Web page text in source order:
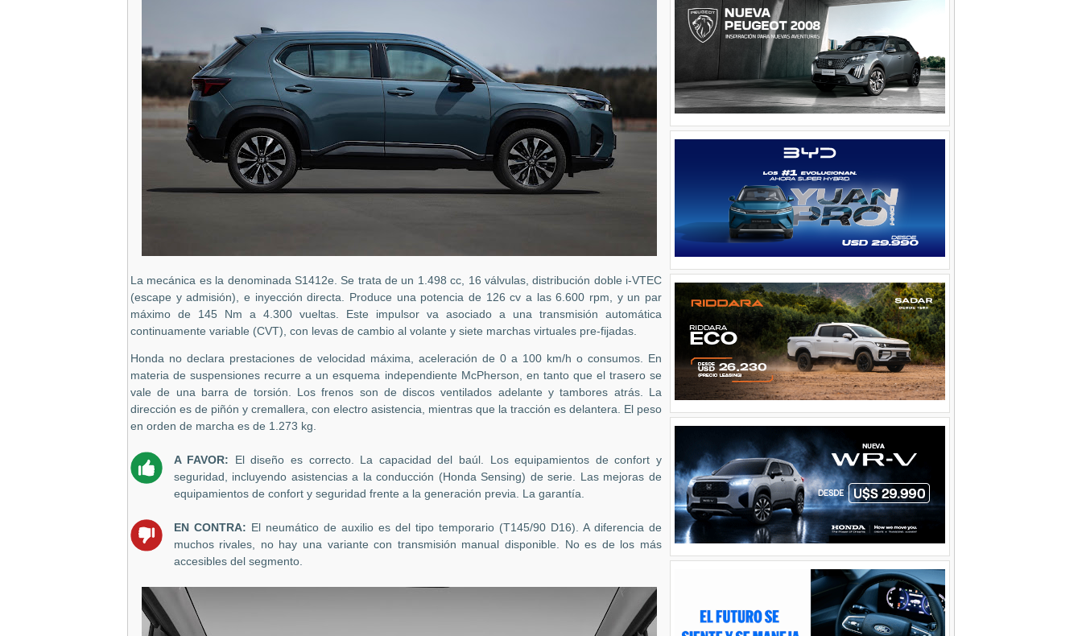
La mecánica es la denominada S1412e. Se trata de un 1.498 cc, 16 válvulas, distribución doble i-VTEC
(escape y admisión), e inyección directa. Produce una potencia de 126 cv a las 6.600 rpm, y un par
máximo de 145 Nm a 4.300 vueltas. Este impulsor va asociado a una transmisión automática
continuamente variable (CVT), con levas de cambio al volante y siete marchas virtuales pre-fijadas.
Honda no declara prestaciones de velocidad máxima, aceleración de 0 a 100 km/h o consumos. En
materia de suspensiones recurre a un esquema independiente McPherson, en tanto que el trasero se
vale de una barra de torsión. Los frenos son de discos ventilados adelante y tambores atrás. La
dirección es de piñón y cremallera, con electro asistencia, mientras que la tracción es delantera. El peso
en orden de marcha es de 1.273 kg.
A FAVOR:
El diseño es correcto. La capacidad del baúl. Los equipamientos de confort y
seguridad, incluyendo asistencias a la conducción (Honda Sensing) de serie. Las mejoras de
equipamientos de confort y seguridad frente a la generación previa. La garantía.
EN CONTRA: El neumático de auxilio es del tipo temporario (T145/90 D16). A diferencia de
muchos rivales, no hay una variante con transmisión manual disponible. No es de los más
accesibles del segmento.